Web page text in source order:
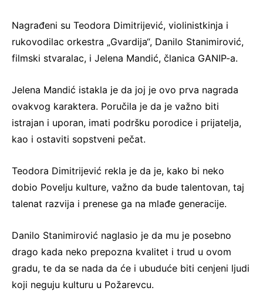
Nagrađeni su Teodora Dimitrijević, violinistkinja i
rukovodilac orkestra „Gvardija“, Danilo Stanimirović,
filmski stvaralac, i Jelena Mandić, članica GANIP-a.
Jelena Mandić istakla je da joj je ovo prva nagrada
ovakvog karaktera. Poručila je da je važno biti
istrajan i uporan, imati podršku porodice i prijatelja,
kao i ostaviti sopstveni pečat.
Teodora Dimitrijević rekla je da je, kako bi neko
dobio Povelju kulture, važno da bude talentovan, taj
talenat razvija i prenese ga na mlađe generacije.
Danilo Stanimirović naglasio je da mu je posebno
drago kada neko prepozna kvalitet i trud u ovom
gradu, te da se nada da će i ubuduće biti cenjeni ljudi
koji neguju kulturu u Požarevcu.